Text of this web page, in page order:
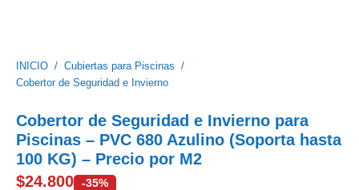
INICIO/ Cubiertas para Piscinas /
Cobertor de Seguridad e Invierno
Cobertor de Seguridad e Invierno para
Piscinas – PVC 680 Azulino (Soporta hasta
100 KG) – Precio por M2
$24.800 -35%